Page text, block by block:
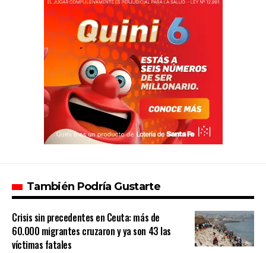
También Podría Gustarte
Crisis sin precedentes en Ceuta: más de
60.000 migrantes cruzaron y ya son 43 las
víctimas fatales